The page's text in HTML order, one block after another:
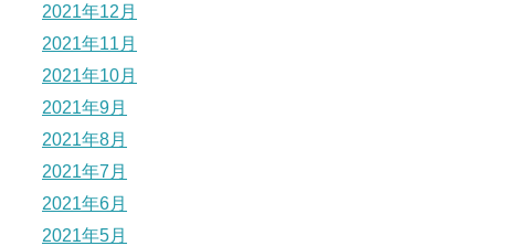
2021年12月
2021年11月
2021年10月
2021年9月
2021年8月
2021年7月
2021年6月
2021年5月